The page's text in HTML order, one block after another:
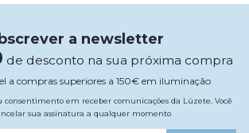
a newsletter
de desconto na sua próxima compra
a compras superiores a 150€ em iluminação
consentimento em receber comunicações da Lúzete. Você
sua assinatura a qualquer momento